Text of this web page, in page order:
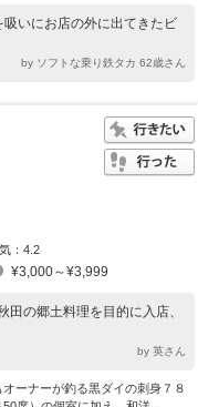
いにお店の外に出てきたビ
by ソフトな乗り鉄タカ 62歳さん
：4.2
¥3,000～¥3,999
の郷土料理を目的に入店、
by 英さん
ーナーが釣る黒ダイの刺身７８